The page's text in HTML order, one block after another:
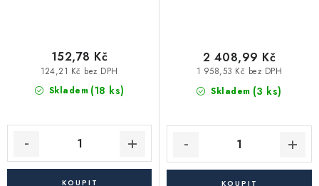
Skladem (18 ks)
124,21 Kč bez DPH
152,78 Kč
Skladem (3 ks)
1 958,53 Kč bez DPH
2 408,99 Kč